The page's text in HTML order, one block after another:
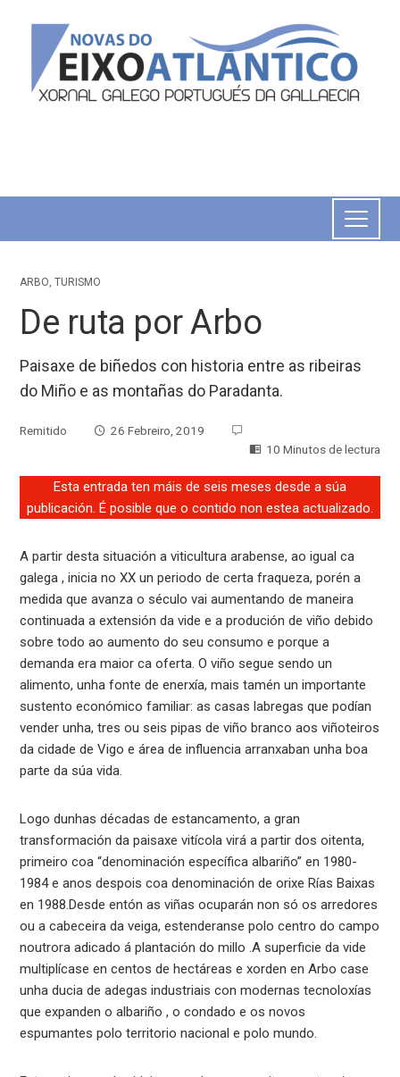
ARBO,TURISMO
De ruta por Arbo
Paisaxe de biñedos con historia entre as ribeiras
do Miño e as montañas do Paradanta.
Remitido
26 Febreiro, 2019
10 Minutos de lectura
Esta entrada ten máis de seis meses desde a súa
publicación. É posible que o contido non estea actualizado.
A partir desta situación a viticultura arabense, ao igual ca
galega , inicia no XX un periodo de certa fraqueza, porén a
medida que avanza o século vai aumentando de maneira
continuada a extensión da vide e a produción de viño debido
sobre todo ao aumento do seu consumo e porque a
demanda era maior ca oferta. O viño segue sendo un
alimento, unha fonte de enerxía, mais tamén un importante
sustento económico familiar: as casas labregas que podían
vender unha, tres ou seis pipas de viño branco aos viñoteiros
da cidade de Vigo e área de influencia arranxaban unha boa
parte da súa vida.
Logo dunhas décadas de estancamento, a gran
transformación da paisaxe vitícola virá a partir dos oitenta,
primeiro coa “denominación específica albariño” en 1980-
1984 e anos despois coa denominación de orixe Rías Baixas
en 1988.Desde entón as viñas ocuparán non só os arredores
ou a cabeceira da veiga, estenderanse polo centro do campo
noutrora adicado á plantación do millo .A superficie da vide
multiplícase en centos de hectáreas e xorden en Arbo case
unha ducia de adegas industriais con modernas tecnoloxías
que expanden o albariño , o condado e os novos
espumantes polo territorio nacional e polo mundo.